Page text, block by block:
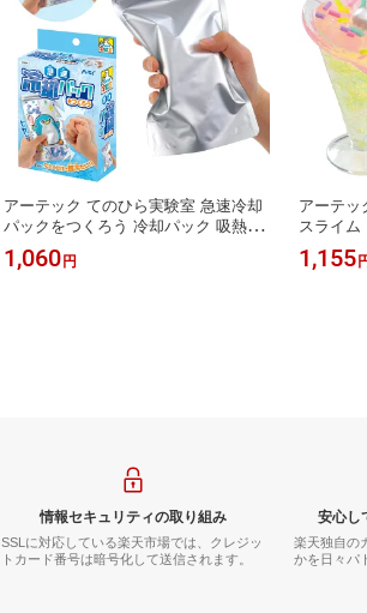
アーテック てのひら実験室 急速冷却
パックをつくろう 冷却パック 吸熱反
応 化学実験 サイエンス 実験キット
理科 科学 科学工作 クラフト 工作キ
1,060 円
アーテッ
スライム
ット パ
ラフレ
1,155
情報セキュリティの取り組み
SSLに対応している楽天市場では、クレジッ
トカード番号は暗号化して送信されます。
安心し
楽天独自の
かを日々パ